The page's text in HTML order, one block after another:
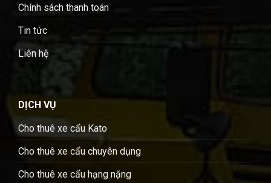
Chính sách thanh toán
Tin tức
Liên hệ
DỊCH VỤ
Cho thuê xe cẩu Kato
Cho thuê xe cẩu chuyên dụng
Cho thuê xe cẩu hạng nặng